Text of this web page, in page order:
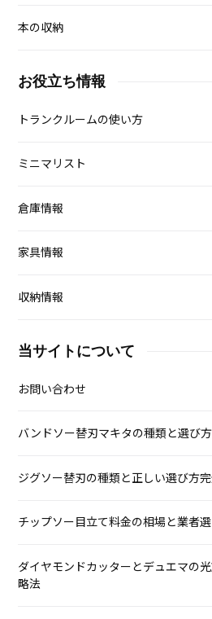
本の収納
お役立ち情報
トランクルームの使い方
ミニマリスト
倉庫情報
家具情報
収納情報
当サイトについて
お問い合わせ
バンドソー替刃マキタの種類と選び
ジグソー替刃の種類と正しい選び方
チップソー目立て料金の相場と業者
ダイヤモンドカッターとデュエマの
略法